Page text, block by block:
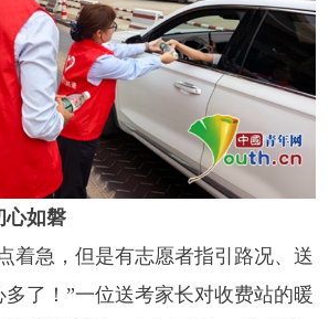
心如磐
着急，但是有志愿者指引路况、送
了！”一位送考家长对收费站的暖